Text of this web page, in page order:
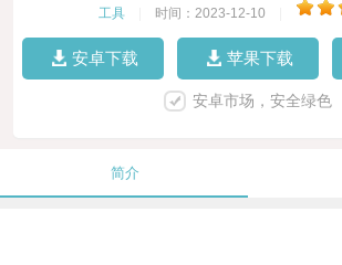
工具 时间：2023-12-10
安卓下载 苹果下载
安卓市场，安全绿色
简介